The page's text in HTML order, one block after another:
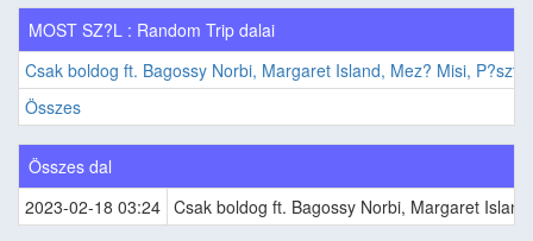
MOST SZ?L : Random Trip dalai
Csak boldog ft. Bagossy Norbi, Margaret Island, Mez? Misi,
Összes
Összes dal
2023-02-18 03:24 Csak boldog ft. Bagossy Norbi, Margaret